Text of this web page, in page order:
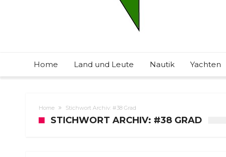
Home Land und Leute Nautik Yachten
Home Stichwort Archiv: #38 Grad
STICHWORT ARCHIV: #38 GRAD